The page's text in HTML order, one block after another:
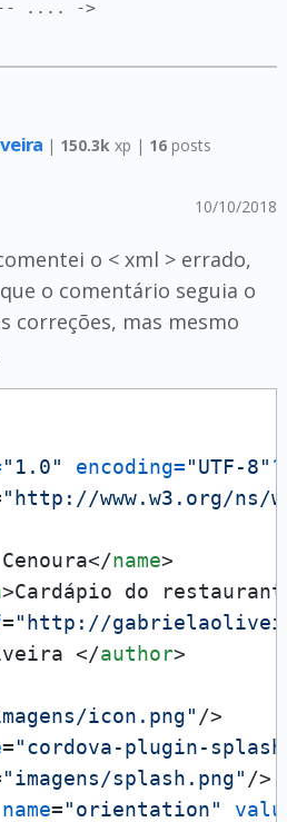
.... ->
| 150.3k xp | 16 posts
10/10/2018
o < xml > errado,
o comentário seguia o
correções, mas mesmo
"1.0" encoding="UTF-8"
"http://www.w3.org/ns/
</name>
>Cardápio do
="http://
</author>
icon.png" />
="cordova-plugin-
"imagens/splash.png" />
name="orientation"